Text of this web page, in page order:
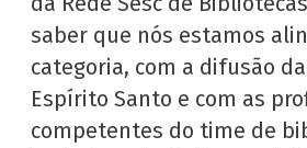
saber que nós estamos
categoria, com a difusão
Espírito Santo e com as
competentes do time de